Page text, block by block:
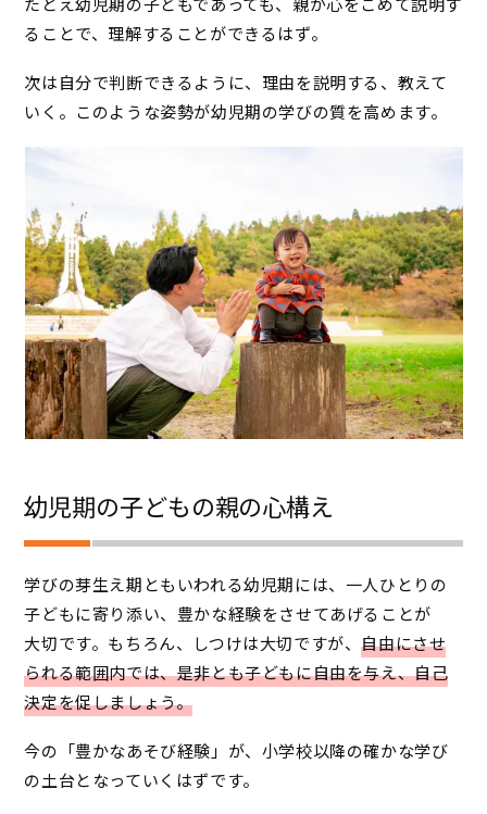
たとえ幼児期の子どもであっても、親が心をこめて説明す
ることで、理解することができるはず。
次は自分で判断できるように、理由を説明する、教えて
いく。このような姿勢が幼児期の学びの質を高めます。
幼児期の子どもの親の心構え
学びの芽生え期ともいわれる幼児期には、一人ひとりの
子どもに寄り添い、豊かな経験をさせてあげることが
大切です。もちろん、しつけは大切ですが、自由にさせ
られる範囲内では、是非とも子どもに自由を与え、自己
決定を促しましょう。
今の「豊かなあそび経験」が、小学校以降の確かな学び
の土台となっていくはずです。